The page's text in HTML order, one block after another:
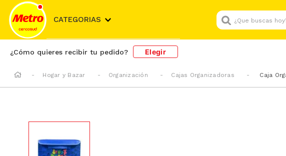
CATEGORIAS
¿Que buscas hoy?
¿Cómo quieres recibir tu pedido? Elegir
Hogar y Bazar Organización Cajas Organizadoras Caja